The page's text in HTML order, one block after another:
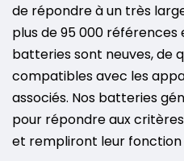
de répondre à un très
plus de 95 000 références
batteries sont neuves, de
compatibles avec les
associés. Nos batteries
pour répondre aux
et rempliront leur fonction